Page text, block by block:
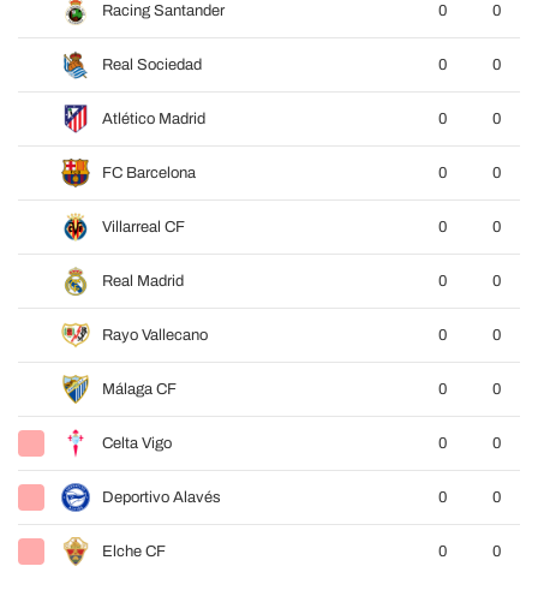
Racing Santander 0 0
Real Sociedad 0 0
Atlético Madrid 0 0
FC Barcelona 0 0
Villarreal CF 0 0
Real Madrid 0 0
Rayo Vallecano 0 0
Málaga CF 0 0
Celta Vigo 0 0
Deportivo Alavés 0 0
Elche CF 0 0